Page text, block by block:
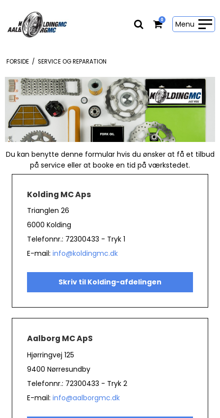
0 Menu
FORSIDE / SERVICE OG REPARATION
Du kan benytte denne formular hvis du ønsker at få et tilbud
på service eller at booke en tid på værkstedet.
Kolding MC Aps
Trianglen 26
6000 Kolding
Telefonnr.: 72300433 - Tryk 1
E-mail: info@koldingmc.dk
Skriv til Kolding-afdelingen
Aalborg MC ApS
Hjørringvej 125
9400 Nørresundby
Telefonnr.: 72300433 - Tryk 2
E-mail: info@aalborgmc.dk